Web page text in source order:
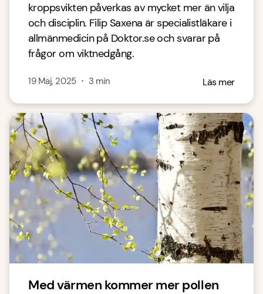
kroppsvikten påverkas av mycket mer än vilja
och disciplin. Filip Saxena är specialistläkare i
allmänmedicin på Doktor.se och svarar på
frågor om viktnedgång.
19 Maj, 2025・ 3 min Läs mer
Med värmen kommer mer pollen